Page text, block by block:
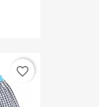
favorite_border